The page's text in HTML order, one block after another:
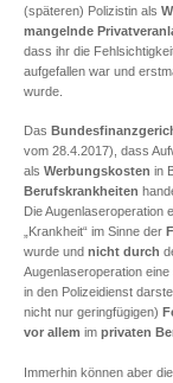
(späteren) Polizistin als
mangelnde
dass ihr die
aufgefallen war und
wurde.
Das
vom 28.4.2017), dass
als Werbungskosten in
Berufskrankheiten
Die Augenlaseroperation
„Krankheit“ im Sinne der
wurde und nicht durch
Augenlaseroperation
in den Polizeidienst
nicht nur geringfügigen)
vor allem im privaten
Immerhin können aber